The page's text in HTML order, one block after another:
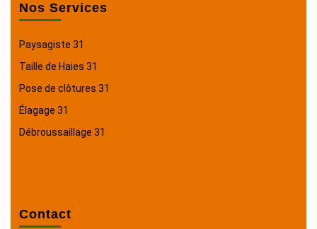
Nos Services
Paysagiste 31
Taille de Haies 31
Pose de clôtures 31
Élagage 31
Débroussaillage 31
Contact